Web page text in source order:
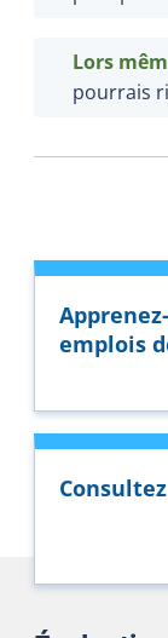
Lors
pourrais
emplois